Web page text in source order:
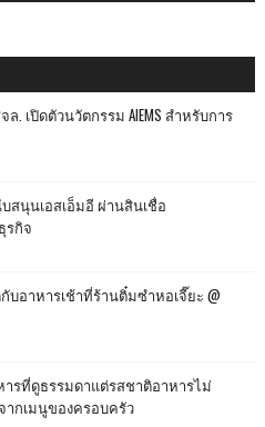
เปิดตัวนวัตกรรม AIEMS สำหรับการ
สนุนเอสเอ็มอี ผ่านสินเชื่อ
รกิจ
บอาหารเช้าที่ร้านติ๋มซำหอเจี๊ยะ @
รที่ดูธรรมดาแต่รสชาติอาหารไม่
ากเมนูของครอบครัว